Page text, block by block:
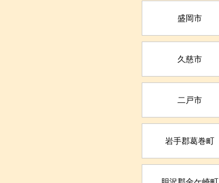
盛岡市
久慈市
二戸市
岩手郡葛巻町